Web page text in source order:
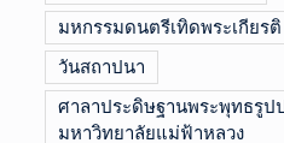
มหกรรมดนตรีเทิดพระเกียรติ
วันสถาปนา
ศาลาประดิษฐานพระพุทธรูป
มหาวิทยาลัยแม่ฟ้าหลวง